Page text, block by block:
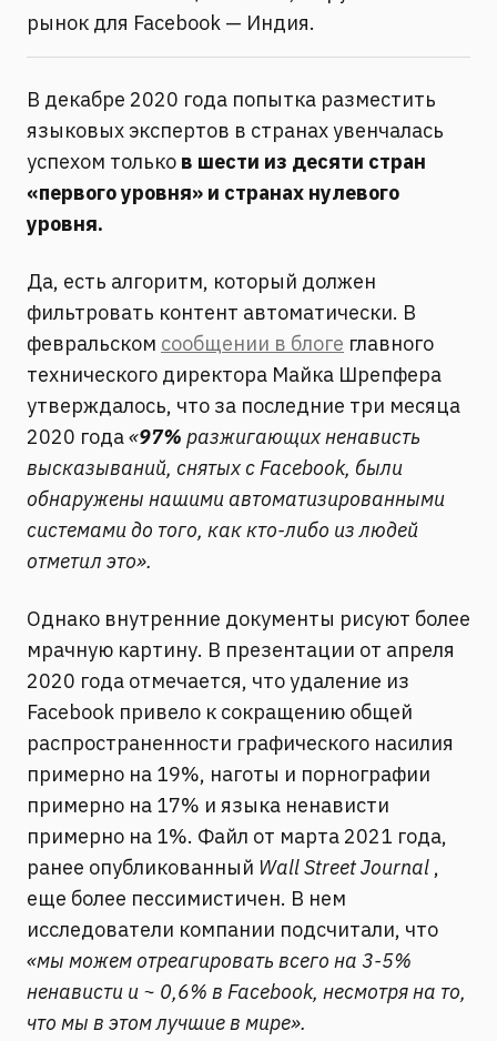
рынок для Facebook — Индия.
В декабре 2020 года попытка разместить
языковых экспертов в странах увенчалась
успехом только в шести из десяти стран
«первого уровня» и странах нулевого
уровня.
Да, есть алгоритм, который должен
фильтровать контент автоматически. В
февральском сообщении в блоге главного
технического директора Майка Шрепфера
утверждалось, что за последние три месяца
2020 года«97% разжигающих ненависть
высказываний, снятых с Facebook, были
обнаружены нашими автоматизированными
системами до того, как кто-либо из людей
отметил это».
Однако внутренние документы рисуют более
мрачную картину. В презентации от апреля
2020 года отмечается, что удаление из
Facebook привело к сокращению общей
распространенности графического насилия
примерно на 19%, наготы и порнографии
примерно на 17% и языка ненависти
примерно на 1%. Файл от марта 2021 года,
ранее опубликованный Wall Street Journal ,
еще более пессимистичен. В нем
исследователи компании подсчитали, что
«мы можем отреагировать всего на 3-5%
ненависти и ~ 0,6% в Facebook, несмотря на то,
что мы в этом лучшие в мире».